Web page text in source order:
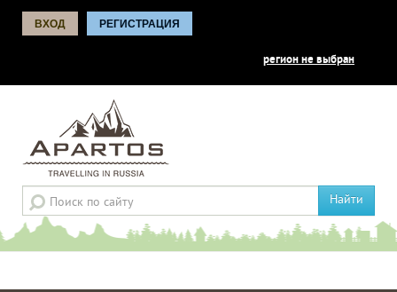
ВХОД РЕГИСТРАЦИЯ
регион не выбран
Найти